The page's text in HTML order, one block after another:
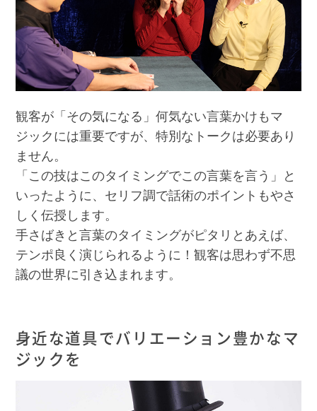
観客が「その気になる」何気ない言葉かけもマ
ジックには重要ですが、特別なトークは必要あり
ません。
「この技はこのタイミングでこの言葉を言う」と
いったように、セリフ調で話術のポイントもやさ
しく伝授します。
手さばきと言葉のタイミングがピタリとあえば、
テンポ良く演じられるように！観客は思わず不思
議の世界に引き込まれます。
身近な道具でバリエーション豊かなマ
ジックを